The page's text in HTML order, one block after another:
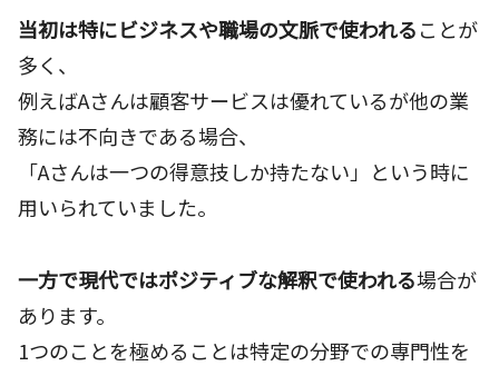
当初は特にビジネスや職場の文脈で使われることが
多く、
例えばAさんは顧客サービスは優れているが他の業
務には不向きである場合、
「Aさんは一つの得意技しか持たない」という時に
用いられていました。
一方で現代ではポジティブな解釈で使われる場合が
あります。
1つのことを極めることは特定の分野での専門性を